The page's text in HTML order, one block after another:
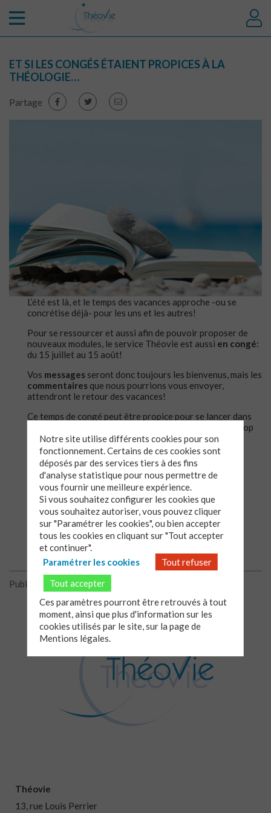
ET SI LES CONGÉS ÉTAIENT PROPICES À LA
THÉOLOGIE…
Partage
L’été est là, et le temps des vacances approche -ou se
concrétise déjà- pour les uns et les autres!
Pour se ressourcer et aussi afin de pouvoir proposer de
nouveaux modules, le service Théovie est aussi en congé:
du 15 juillet au 15 août!
Vos messages seront donc toujours les bienvenus, mais les
commentaires que nous pourrions vous envoyer,
attendront le retour des vacances!
Ce temps de congé peut être propice pour se lancer dans
des découvertes bibliques… si le sable ne bloque pas trop
le clavier! Mais… que dis-je: il y a laversion papier
« emportable » partout :-)
Bon été à vous !
Reposez-vous, prenez des forces, mettez les doigts de
pieds en éventail!
Le service Théovie.
Publié le 08/07/2019
Théovie
13, rue Louis Perrier
Notre site utilise différents cookies pour son
fonctionnement. Certains de ces cookies sont
déposés par des services tiers à des fins
d'analyse statistique pour nous permettre de
vous fournir une meilleure expérience.
Si vous souhaitez configurer les cookies que
vous souhaitez autoriser, vous pouvez cliquer
sur "Paramétrer les cookies", ou bien accepter
tous les cookies en cliquant sur "Tout accepter
et continuer".
Paramétrer les cookies
Tout refuser
Tout accepter
Ces paramètres pourront être retrouvés à tout
moment, ainsi que plus d'information sur les
cookies utilisés par le site, sur la page de
Mentions légales.